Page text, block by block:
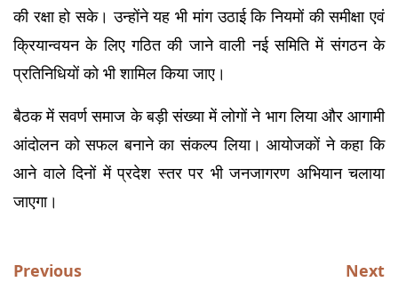
की रक्षा हो सके। उन्होंने यह भी मांग उठाई कि नियमों की समीक्षा एवं
क्रियान्वयन के लिए गठित की जाने वाली नई समिति में संगठन के
प्रतिनिधियों को भी शामिल किया जाए।
बैठक में सवर्ण समाज के बड़ी संख्या में लोगों ने भाग लिया और आगामी
आंदोलन को सफल बनाने का संकल्प लिया। आयोजकों ने कहा कि
आने वाले दिनों में प्रदेश स्तर पर भी जनजागरण अभियान चलाया
जाएगा।
Previous Next